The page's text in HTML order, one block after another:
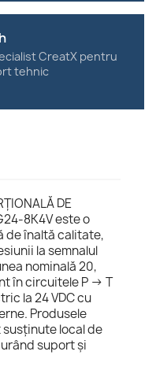
CreatX pentru
tehnic
DE
8K4V este o
de înaltă calitate,
la semnalul
nominală 20,
în circuitele P → T
la 24 VDC cu
Produsele
local de
suport și